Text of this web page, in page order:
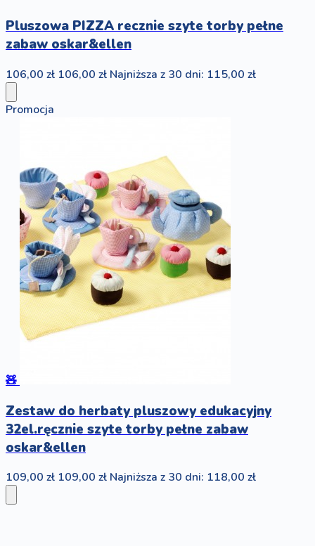
Pluszowa PIZZA recznie szyte torby pełne
zabaw oskar&ellen
106,00 zł 106,00 zł Najniższa z 30 dni: 115,00 zł
Promocja
🧸
Zestaw do herbaty pluszowy edukacyjny
32el.ręcznie szyte torby pełne zabaw
oskar&ellen
109,00 zł 109,00 zł Najniższa z 30 dni: 118,00 zł